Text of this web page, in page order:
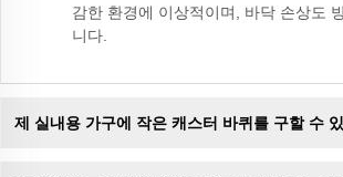
감한 환경에 이상적이며, 바닥 손상도
니다.
제 실내용 가구에 작은 캐스터 바퀴를 구할 수